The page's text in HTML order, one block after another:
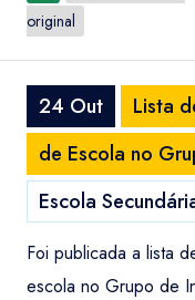
original
24 Out
Lista
de Escola no
Escola
Foi publicada a lista
escola no Grupo de